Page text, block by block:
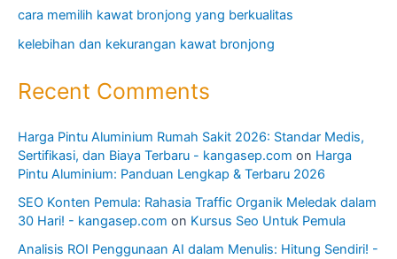
cara memilih kawat bronjong yang berkualitas
kelebihan dan kekurangan kawat bronjong
Recent Comments
Harga Pintu Aluminium Rumah Sakit 2026: Standar Medis,
Sertifikasi, dan Biaya Terbaru - kangasep.com on Harga
Pintu Aluminium: Panduan Lengkap & Terbaru 2026
SEO Konten Pemula: Rahasia Traffic Organik Meledak dalam
30 Hari! - kangasep.com on Kursus Seo Untuk Pemula
Analisis ROI Penggunaan AI dalam Menulis: Hitung Sendiri! -